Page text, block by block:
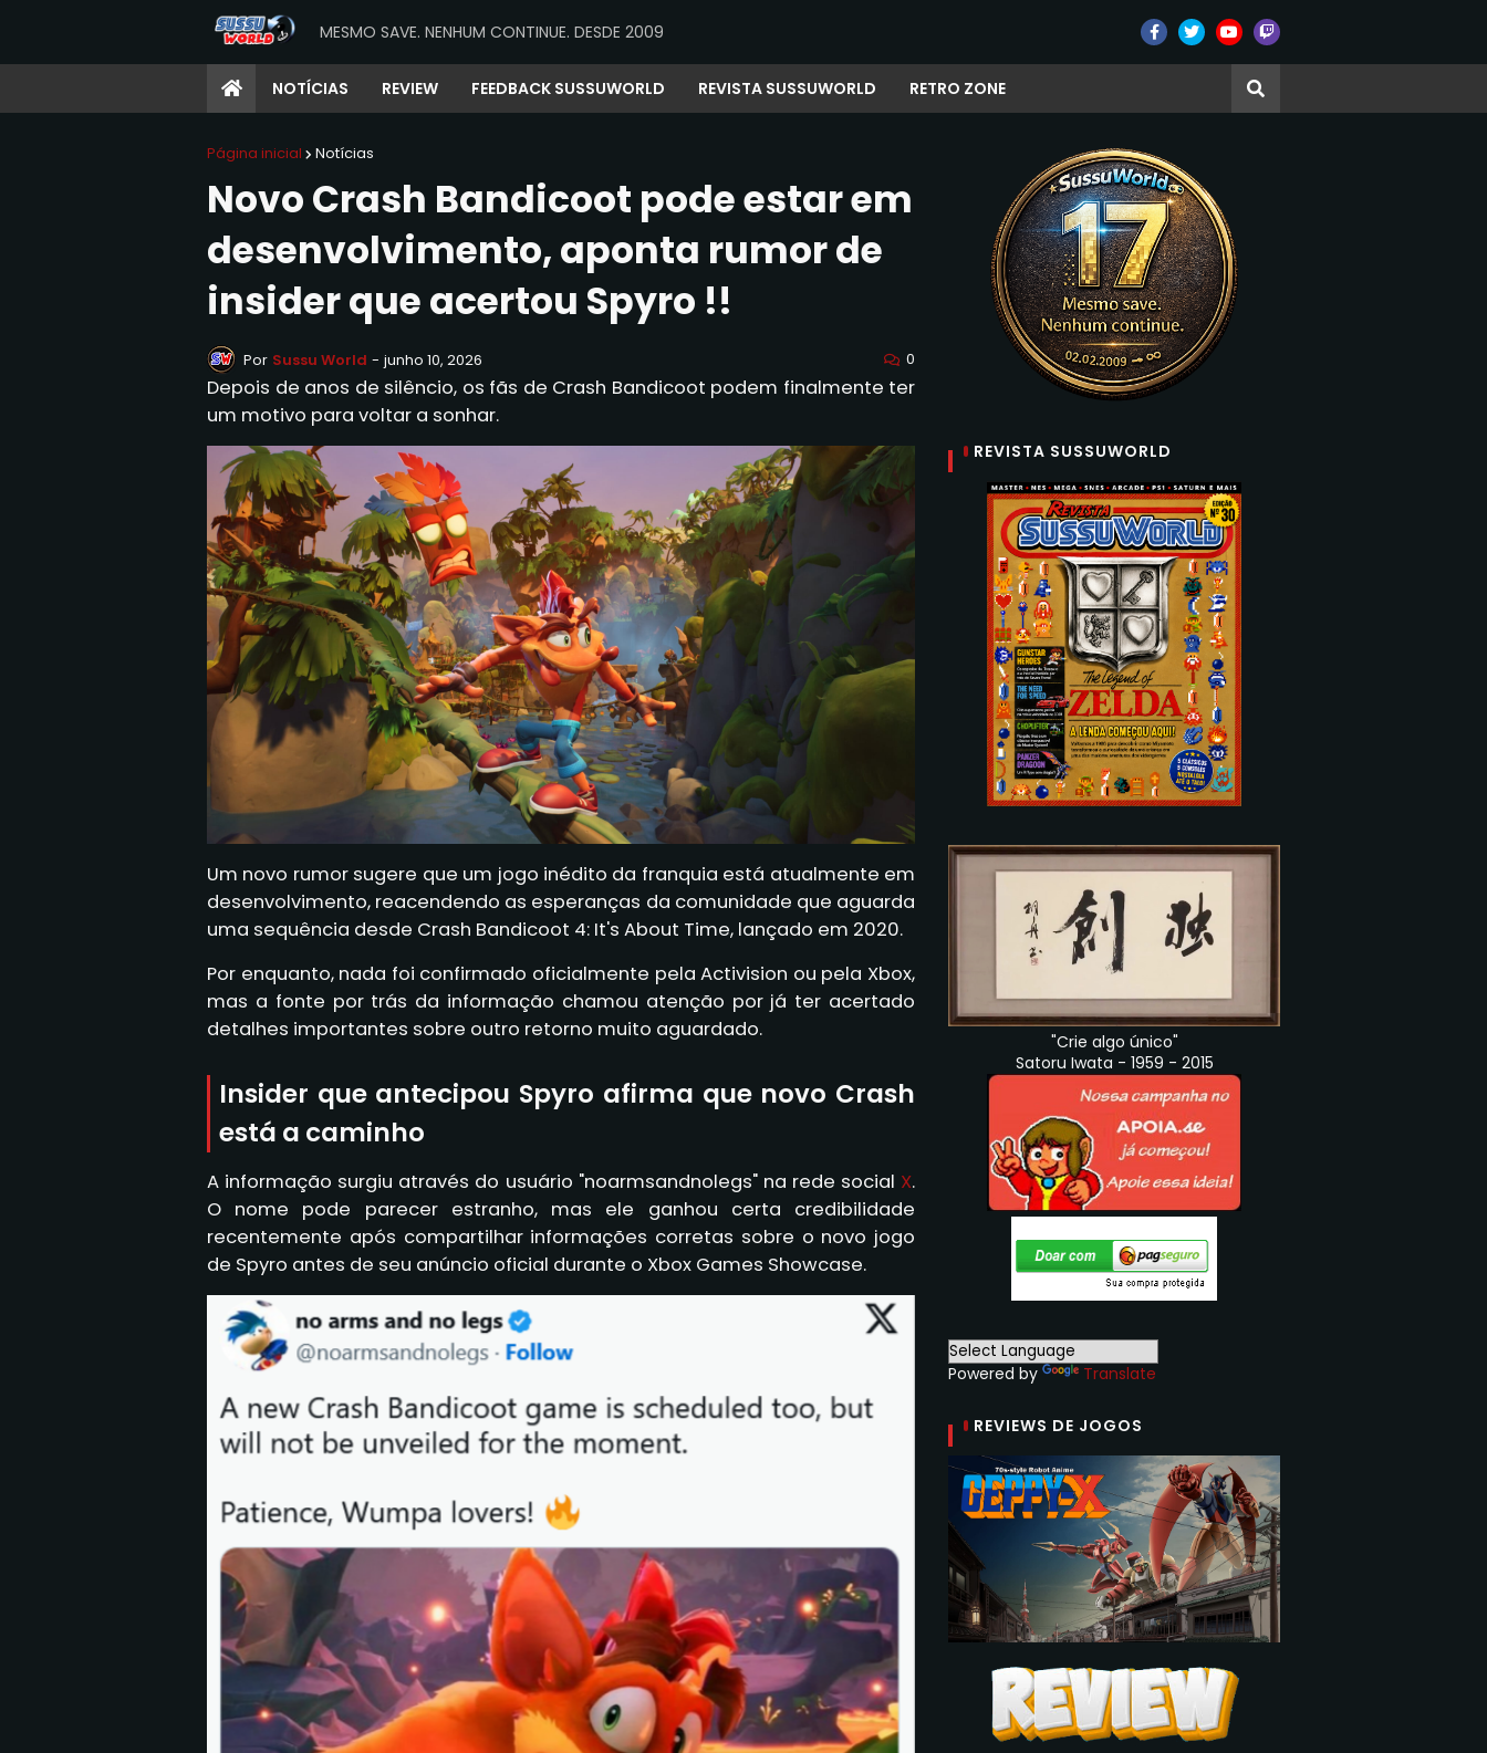
MESMO SAVE. NENHUM CONTINUE. DESDE 2009
NOTÍCIAS REVIEW FEEDBACK SUSSUWORLD REVISTA SUSSUWORLD RETRO ZONE
Página inicial Notícias
Novo Crash Bandicoot pode estar em
desenvolvimento, aponta rumor de
insider que acertou Spyro !!
Por Sussu World - junho 10, 2026 0
Depois de anos de silêncio, os fãs de Crash Bandicoot podem finalmente ter
um motivo para voltar a sonhar.
Um novo rumor sugere que um jogo inédito da franquia está atualmente em
desenvolvimento, reacendendo as esperanças da comunidade que aguarda
uma sequência desde Crash Bandicoot 4: It's About Time, lançado em 2020.
Por enquanto, nada foi confirmado oficialmente pela Activision ou pela Xbox,
mas a fonte por trás da informação chamou atenção por já ter acertado
detalhes importantes sobre outro retorno muito aguardado.
Insider que antecipou Spyro afirma que novo Crash
está a caminho
A informação surgiu através do usuário "noarmsandnolegs" na rede social X.
O nome pode parecer estranho, mas ele ganhou certa credibilidade
recentemente após compartilhar informações corretas sobre o novo jogo
de Spyro antes de seu anúncio oficial durante o Xbox Games Showcase.
REVISTA SUSSUWORLD
"Crie algo único"
Satoru Iwata - 1959 - 2015
Powered by Translate
REVIEWS DE JOGOS